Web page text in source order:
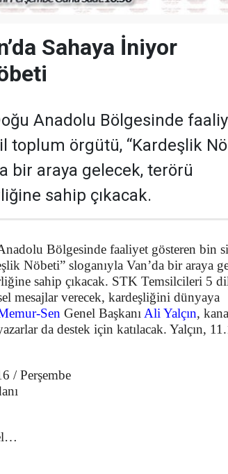
Sahaya İniyor
Anadolu Bölgesinde
toplum örgütü, “Kardeşlik
bir araya gelecek, terörü
sahip çıkacak.
Bölgesinde faaliyet gösteren bin
Nöbeti” sloganıyla Van’da bir araya
sahip çıkacak. STK Temsilcileri 5
mesajlar verecek, kardeşliğini dünyaya
Sen Genel Başkanı Ali Yalçın,
da destek için katılacak. Yalçın,
/ Perşembe